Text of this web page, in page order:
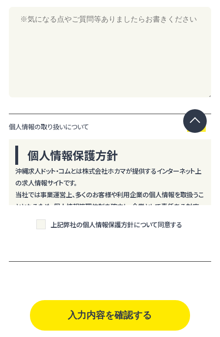
個人情報の取り扱いについて
個人情報保護方針
沖縄求人ドット・コムとは株式会社ホカマが提供するインターネット上
の求人情報サイトです。
当社では事業運営上、多くのお客様や利用企業の個人情報を取扱うこ
ととなるため、個人情報管理体制を確立し、企業として責任ある対応
を実現するものとします。
個人情報は特定された利用目的の達成に必要な範囲で利用し、目的
個人情報保護に関する法令、国の定める指針、業界規範・慣習、公序良
俗を遵守します。
個人情報の取扱いについて
上記弊社の個人情報保護方針について同意する